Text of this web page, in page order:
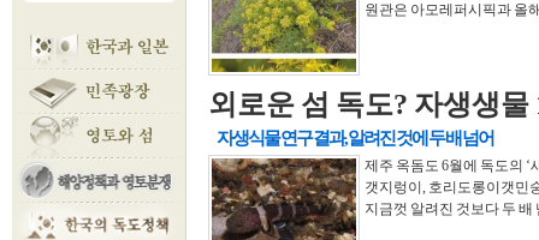
원관은 아모레퍼시픽과 올
외로운 섬 독도? 자생생물
자생식물 연구 결과, 알려진 것에 두 배 넘어
제주 옥돔도 6월에 독도의
갯지렁이, 호리도롱이갯민
지금껏 알려진 것보다 두 배